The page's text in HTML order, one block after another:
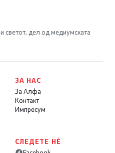
светот, дел од медиумската
ЗА НАС
За Алфа
Контакт
Импресум
СЛЕДЕТЕ НÉ